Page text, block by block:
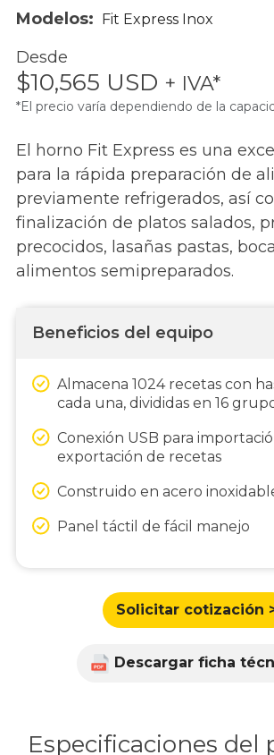
Modelos: Fit Express Inox
Desde
$10,565 USD + IVA*
*El precio varía dependiendo de la
El horno Fit Express es una
para la rápida preparación de
previamente refrigerados, así
finalización de platos salados,
precocidos, lasañas pastas,
alimentos semipreparados.
Beneficios del equipo
Almacena 1024 recetas con
cada una, divididas en 16
Conexión USB para
exportación de recetas
Construido en acero
Panel táctil de fácil manejo
Solicitar cotización
Descargar ficha
Especificaciones del